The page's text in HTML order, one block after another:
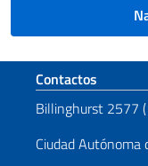
Sezione
Contactos
Billinghurst 2577
Ciudad